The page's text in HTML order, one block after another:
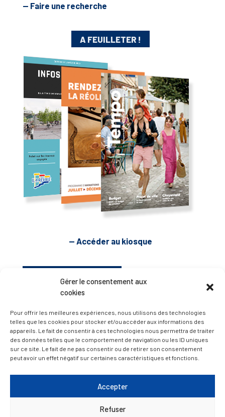
Gérer le consentement aux
cookies
Pour offrir les meilleures expériences, nous utilisons des technologies
telles que les cookies pour stocker et/ou accéder aux informations des
appareils. Le fait de consentir à ces technologies nous permettra de traiter
des données telles que le comportement de navigation ou les ID uniques
sur ce site. Le fait de ne pas consentir ou de retirer son consentement
peut avoir un effet négatif sur certaines caractéristiques et fonctions.
Accepter
Refuser
— Faire une recherche
A FEUILLETER !
— Accéder au kiosque